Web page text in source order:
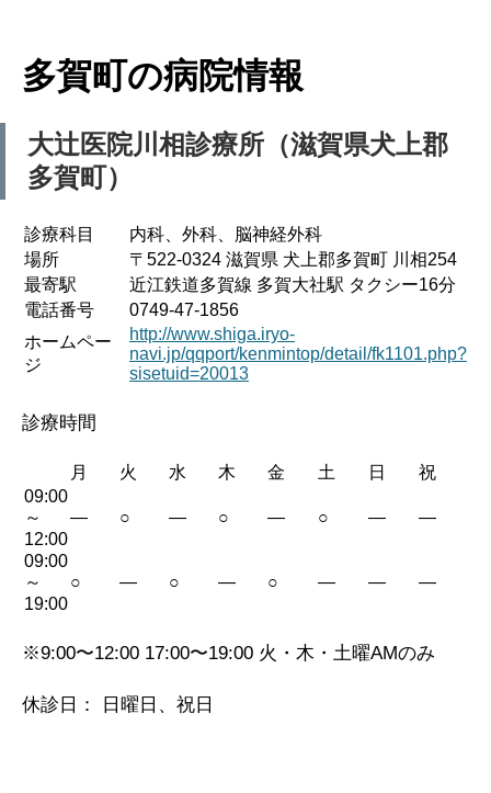
多賀町の病院情報
大辻医院川相診療所（滋賀県犬上郡
多賀町）
診療科目
内科、外科、脳神経外科
場所
〒522-0324 滋賀県 犬上郡多賀町 川相254
最寄駅
近江鉄道多賀線 多賀大社駅 タクシー16分
電話番号
0749-47-1856
ホームペー
ジ
http://www.shiga.iryo-
navi.jp/qqport/kenmintop/detail/fk1101.php?
sisetuid=20013
診療時間
月 火 水 木 金 土 日
祝
09:00
～
12:00
— ○ — ○ — ○ — —
09:00
～
19:00
○ — ○ — ○ — — —
※9:00〜12:00 17:00〜19:00 火・木・土曜AMのみ
休診日： 日曜日、祝日